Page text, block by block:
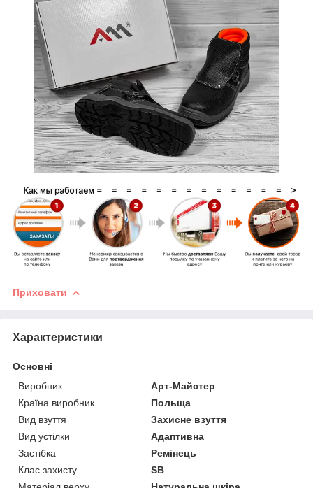
Приховати
Характеристики
Основні
Виробник
Арт-Майстер
Країна виробник
Польща
Вид взуття
Захисне взуття
Вид устілки
Адаптивна
Застібка
Ремінець
Клас захисту
SB